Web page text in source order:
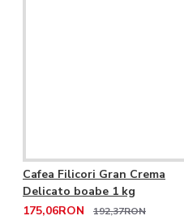
Cafea Filicori Gran Crema
Delicato boabe 1 kg
175,06RON
192,37RON